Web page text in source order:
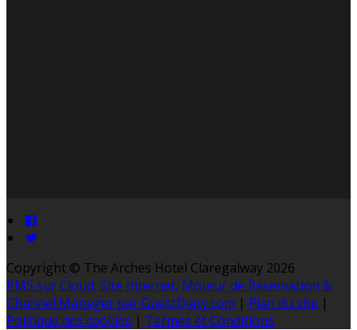
Copyright © The Arches Hotel Claregalway 2026
PMS sur Cloud, Site Internet, Moteur de Réservation &
Channel Manager par GuestDiary.com | Plan du site |
Politique des cookies | Termes et Conditions